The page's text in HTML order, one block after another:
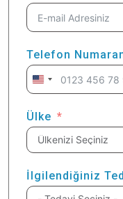
Telefon
United
+1
Ülke
İlgilendiğiniz